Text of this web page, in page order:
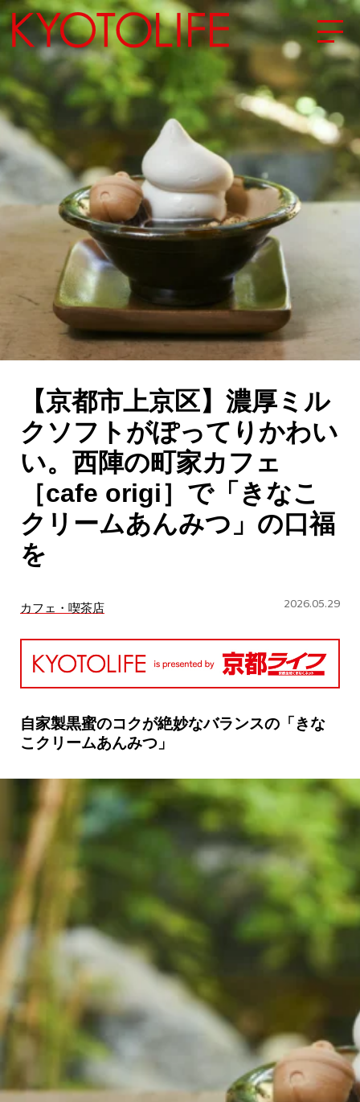
エリアから探す
地図から探す
カテゴリーから探す
SPECIAL
NEW OPEN
SERIES
CULTURE
ABOUT US
Instagram
チケットプレゼント応募
MAIN MENU
SERIES
カレーが好き
私と店のはなし
今月の京みやげ
京都の書店
CULTURE
すべて
関西で開催。
【京都市上京区】濃厚ミル
クソフトがぽってりかわい
い。西陣の町家カフェ
［cafe origi］で「きなこ
クリームあんみつ」の口福
を
カフェ・喫茶店 2026.05.29
自家製黒蜜のコクが絶妙なバランスの「きな
こクリームあんみつ」